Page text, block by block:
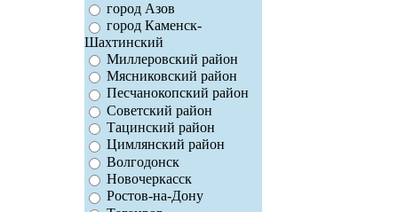
город Азов
город Каменск-
Шахтинский
Миллеровский район
Мясниковский район
Песчанокопский район
Советский район
Тацинский район
Цимлянский район
Волгодонск
Новочеркасск
Ростов-на-Дону